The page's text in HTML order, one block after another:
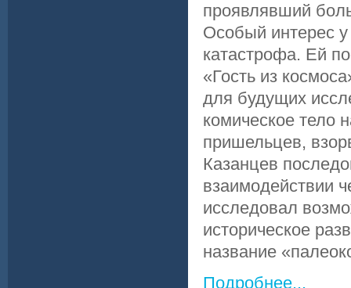
проявлявший
Особый интерес
катастрофа. Ей
«Гость из
для будущих
комическое тело
пришельцев,
Казанцев
взаимодействии
исследовал
историческое
название
Подробнее...